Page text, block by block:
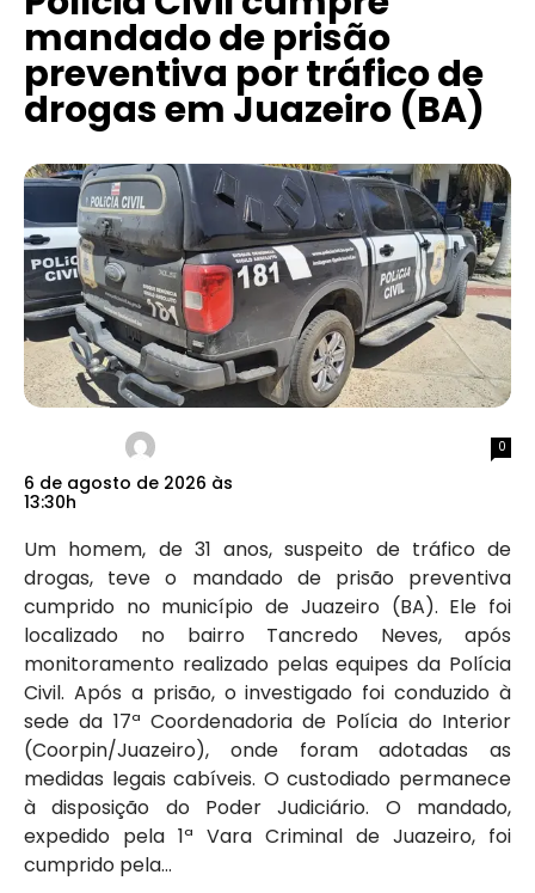
mandado de prisão
preventiva por tráfico de
drogas em Juazeiro (BA)
6 de agosto de 2026 às
13:30h
0
Um homem, de 31 anos, suspeito de tráfico de
drogas, teve o mandado de prisão preventiva
cumprido no município de Juazeiro (BA). Ele foi
localizado no bairro Tancredo Neves, após
monitoramento realizado pelas equipes da Polícia
Civil. Após a prisão, o investigado foi conduzido à
sede da 17ª Coordenadoria de Polícia do Interior
(Coorpin/Juazeiro), onde foram adotadas as
medidas legais cabíveis. O custodiado permanece
à disposição do Poder Judiciário. O mandado,
expedido pela 1ª Vara Criminal de Juazeiro, foi
cumprido pela...